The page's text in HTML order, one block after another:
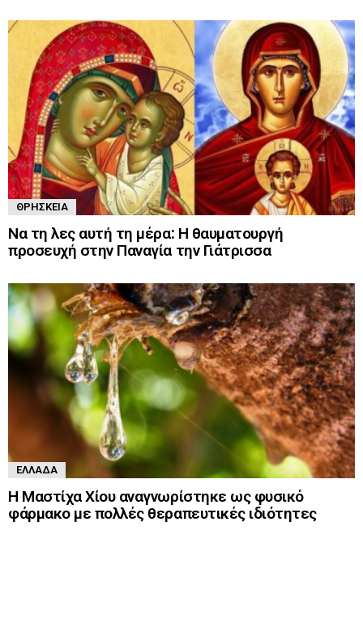
ΘΡΗΣΚΕΊΑ
Να τη λες αυτή τη μέρα: Η θαυματουργή
προσευχή στην Παναγία την Γιάτρισσα
ΕΛΛΆΔΑ
Η Μαστίχα Χίου αναγνωρίστηκε ως φυσικό
φάρμακο με πολλές θεραπευτικές ιδιότητες